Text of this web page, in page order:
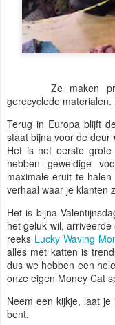
Ze maken
gerecyclede
Terug in Europa blijft
staat bijna voor de
Het is het eerste
hebben geweldige
maximale eruit te
verhaal waar je klanten
Het is bijna
het geluk wil,
reeks Lucky Waving
alles met katten is
dus we hebben een
onze eigen Money Cat
Neem een kijkje, laat
bent.